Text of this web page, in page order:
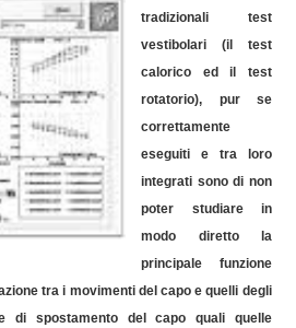
tradizionali test
vestibolari (il test
calorico ed il test
rotatorio), pur se
correttamente
eseguiti e tra loro
integrati sono di non
poter studiare in
modo diretto la
principale funzione
tra i movimenti del capo e quelli degli
di spostamento del capo quali quelle